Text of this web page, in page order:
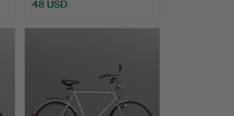
48 USD